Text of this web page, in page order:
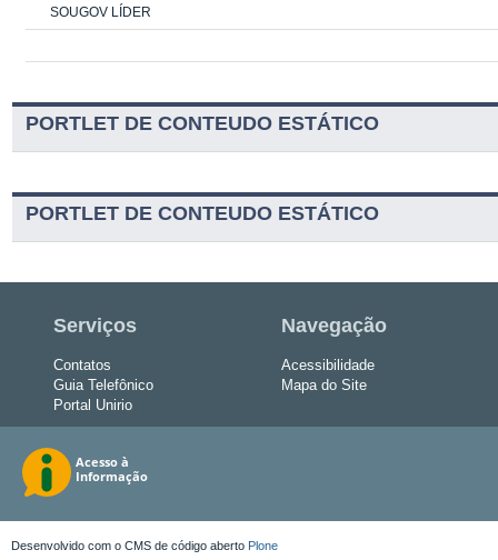
SOUGOV LÍDER
PORTLET DE CONTEUDO ESTÁTICO
PORTLET DE CONTEUDO ESTÁTICO
Serviços
Contatos
Guia Telefônico
Portal Unirio
Navegação
Acessibilidade
Mapa do Site
Desenvolvido com o CMS de código aberto Plone